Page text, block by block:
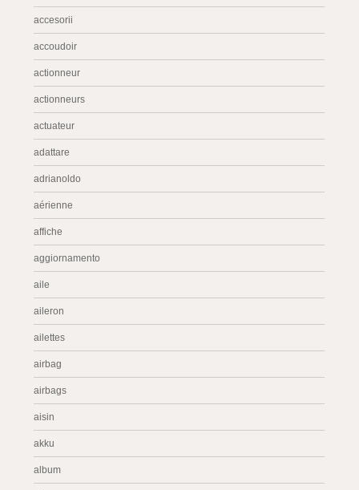
accesorii
accoudoir
actionneur
actionneurs
actuateur
adattare
adrianoldo
aérienne
affiche
aggiornamento
aile
aileron
ailettes
airbag
airbags
aisin
akku
album